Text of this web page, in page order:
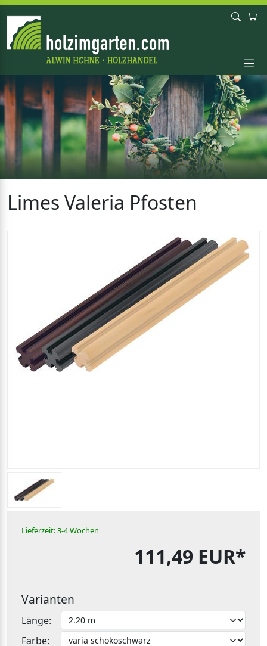
Limes Valeria Pfosten
Lieferzeit: 3-4 Wochen
111,49 EUR*
Varianten
Länge:
Farbe: